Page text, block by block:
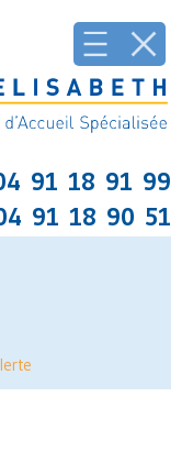
91 18 91 99
91 18 90 51